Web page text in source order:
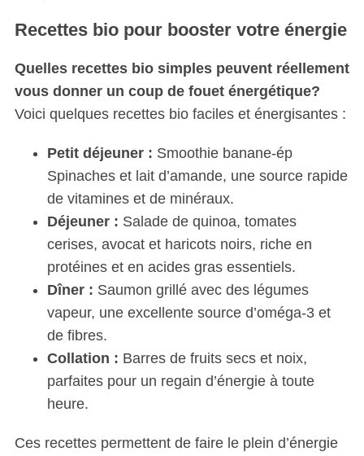
Recettes bio pour booster votre énergie
Quelles recettes bio simples peuvent réellement
vous donner un coup de fouet énergétique?
Voici quelques recettes bio faciles et énergisantes :
Petit déjeuner : Smoothie banane-ép
Spinaches et lait d’amande, une source rapide
de vitamines et de minéraux.
Déjeuner : Salade de quinoa, tomates
cerises, avocat et haricots noirs, riche en
protéines et en acides gras essentiels.
Dîner : Saumon grillé avec des légumes
vapeur, une excellente source d’oméga-3 et
de fibres.
Collation : Barres de fruits secs et noix,
parfaites pour un regain d’énergie à toute
heure.
Ces recettes permettent de faire le plein d’énergie
e
c
f
o
r